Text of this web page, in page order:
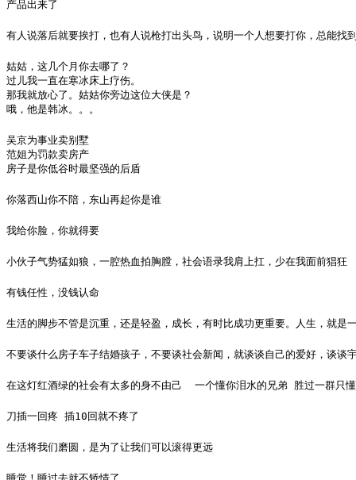
产品出来了
有人说落后就要挨打，也有人说枪打出头鸟，说明一个人想要打你，总能找
姑姑，这几个月你去哪了？
过儿我一直在寒冰床上疗伤。
那我就放心了。姑姑你旁边这位大侠是？
哦，他是韩冰。。。
吴京为事业卖别墅
范姐为罚款卖房产
房子是你低谷时最坚强的后盾
你落西山你不陪，东山再起你是谁
我给你脸，你就得要
小伙子气势猛如狼，一腔热血拍胸膛，社会语录我肩上扛，少在我面前猖狂 ​​​​
有钱任性，没钱认命
生活的脚步不管是沉重，还是轻盈，成长，有时比成功更重要。人生，就
不要谈什么房子车子结婚孩子，不要谈社会新闻，就谈谈自己的爱好，谈
在这灯红酒绿的社会有太多的身不由己  一个懂你泪水的兄弟 胜过一群只
刀插一回疼 插10回就不疼了
生活将我们磨圆，是为了让我们可以滚得更远